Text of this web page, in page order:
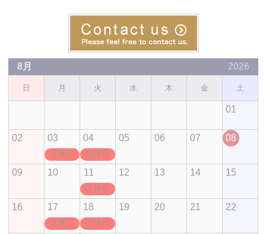
8月 2026
日 月 火 水 木 金 土
01
02 03
定休日
04
定休日
05 06 07 08
09 10 11
定休日
12 13 14 15
16 17
定休日
18
定休日
19 20 21 22